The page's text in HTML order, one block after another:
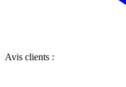
Avis clients :